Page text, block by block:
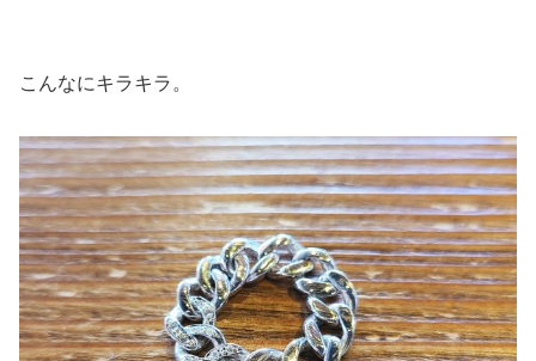
こんなにキラキラ。